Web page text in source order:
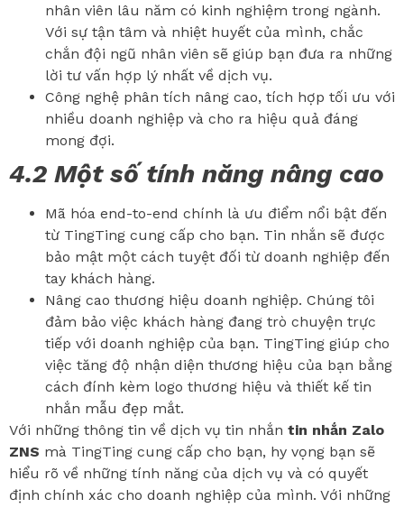
nhân viên lâu năm có kinh nghiệm trong ngành.
Với sự tận tâm và nhiệt huyết của mình, chắc
chắn đội ngũ nhân viên sẽ giúp bạn đưa ra những
lời tư vấn hợp lý nhất về dịch vụ.
Công nghệ phân tích nâng cao, tích hợp tối ưu với
nhiều doanh nghiệp và cho ra hiệu quả đáng
mong đợi.
4.2 Một số tính năng nâng cao
Mã hóa end-to-end chính là ưu điểm nổi bật đến
từ TingTing cung cấp cho bạn. Tin nhắn sẽ được
bảo mật một cách tuyệt đối từ doanh nghiệp đến
tay khách hàng.
Nâng cao thương hiệu doanh nghiệp. Chúng tôi
đảm bảo việc khách hàng đang trò chuyện trực
tiếp với doanh nghiệp của bạn. TingTing giúp cho
việc tăng độ nhận diện thương hiệu của bạn bằng
cách đính kèm logo thương hiệu và thiết kế tin
nhắn mẫu đẹp mắt.
Với những thông tin về dịch vụ tin nhắn tin nhắn Zalo
ZNS mà TingTing cung cấp cho bạn, hy vọng bạn sẽ
hiểu rõ về những tính năng của dịch vụ và có quyết
định chính xác cho doanh nghiệp của mình. Với những